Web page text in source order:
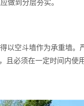
做到分层夯实。
空斗墙作为承重墙。
且必须在一定时间内使用